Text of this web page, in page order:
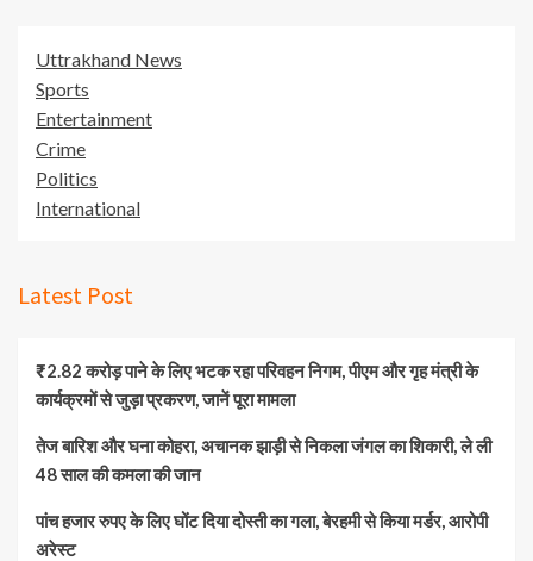
Uttrakhand News
Sports
Entertainment
Crime
Politics
International
Latest Post
₹2.82 करोड़ पाने के लिए भटक रहा परिवहन निगम, पीएम और गृह मंत्री के
कार्यक्रमों से जुड़ा प्रकरण, जानें पूरा मामला
तेज बारिश और घना कोहरा, अचानक झाड़ी से निकला जंगल का शिकारी, ले ली
48 साल की कमला की जान
पांच हजार रुपए के लिए घोंट दिया दोस्ती का गला, बेरहमी से किया मर्डर, आरोपी
अरेस्ट